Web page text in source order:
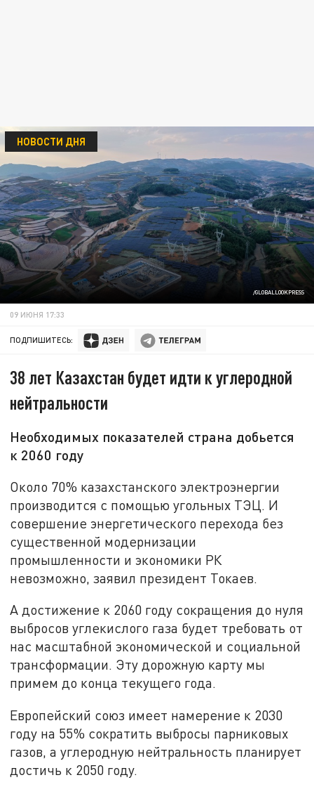
/GLOBALLOOKPRESS
НОВОСТИ ДНЯ
09 ИЮНЯ 17:33
ПОДПИШИТЕСЬ:
38 лет Казахстан будет идти к углеродной
нейтральности
Необходимых показателей страна добьется
к 2060 году
Около 70% казахстанского электроэнергии
производится с помощью угольных ТЭЦ. И
совершение энергетического перехода без
существенной модернизации
промышленности и экономики РК
невозможно, заявил президент Токаев.
А достижение к 2060 году сокращения до нуля
выбросов углекислого газа будет требовать от
нас масштабной экономической и социальной
трансформации. Эту дорожную карту мы
примем до конца текущего года.
Европейский союз имеет намерение к 2030
году на 55% сократить выбросы парниковых
газов, а углеродную нейтральность планирует
достичь к 2050 году.